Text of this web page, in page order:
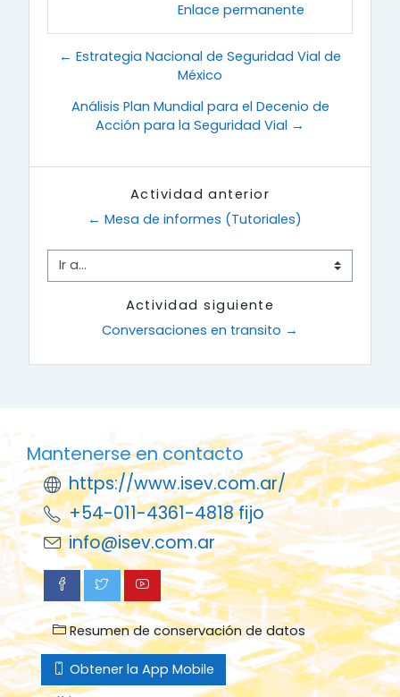
Enlace permanente
← Estrategia Nacional de Seguridad Vial de
México
Análisis Plan Mundial para el Decenio de
Acción para la Seguridad Vial →
Actividad anterior
← Mesa de informes (Tutoriales)
Ir a...
Actividad siguiente
Conversaciones en transito →
Mantenerse en contacto
https://www.isev.com.ar/
+54-011-4361-4818 fijo
info@isev.com.ar
Resumen de conservación de datos
Obtener la App Mobile